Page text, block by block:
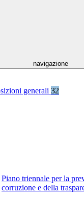
navigazione
generali 32
Piano triennale per la
corruzione e della